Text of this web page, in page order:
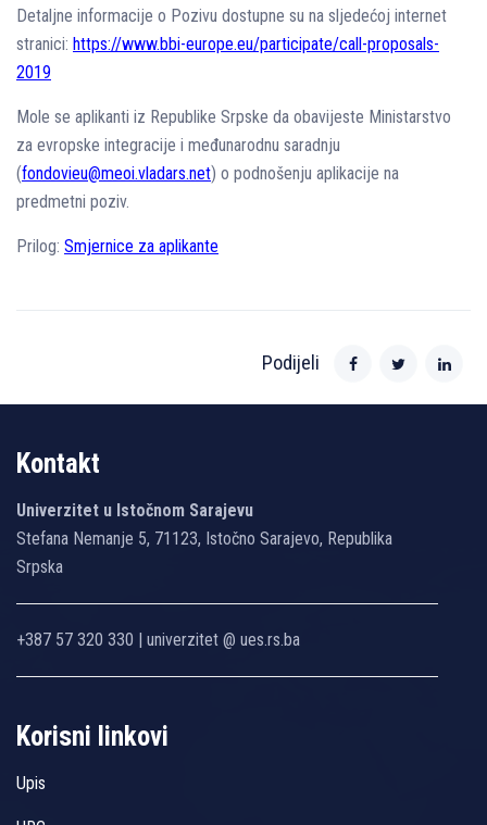
Detaljne informacije o Pozivu dostupne su na sljedećoj internet
stranici: https://www.bbi-europe.eu/participate/call-proposals-
2019
Mole se aplikanti iz Republike Srpske da obavijeste Ministarstvo
za evropske integracije i međunarodnu saradnju
(fondovieu@meoi.vladars.net) o podnošenju aplikacije na
predmetni poziv.
Prilog: Smjernice za aplikante
Podijeli
Kontakt
Univerzitet u Istočnom Sarajevu
Stefana Nemanje 5, 71123, Istočno Sarajevo, Republika
Srpska
+387 57 320 330 | univerzitet @ ues.rs.ba
Korisni linkovi
Upis